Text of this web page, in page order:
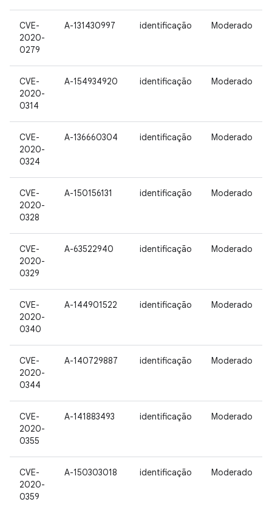
CVE-
2020-
0279
A-131430997 identificação Moderado
CVE-
2020-
0314
A-154934920 identificação Moderado
CVE-
2020-
0324
A-136660304 identificação Moderado
CVE-
2020-
0328
A-150156131 identificação Moderado
CVE-
2020-
0329
A-63522940 identificação Moderado
CVE-
2020-
0340
A-144901522 identificação Moderado
CVE-
2020-
0344
A-140729887 identificação Moderado
CVE-
2020-
0355
A-141883493 identificação Moderado
CVE-
2020-
0359
A-150303018 identificação Moderado